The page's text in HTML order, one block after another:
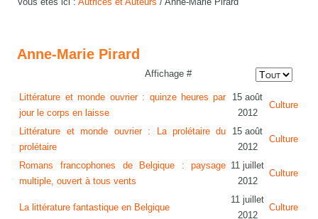
Anne-Marie Pirard
Affichage #
Littérature et monde ouvrier : quinze heures par
jour le corps en laisse
15 août
2012
Culture
Littérature et monde ouvrier : La prolétaire du
prolétaire
15 août
2012
Culture
Romans francophones de Belgique : paysage
multiple, ouvert à tous vents
11 juillet
2012
Culture
La littérature fantastique en Belgique
11 juillet
2012
Culture